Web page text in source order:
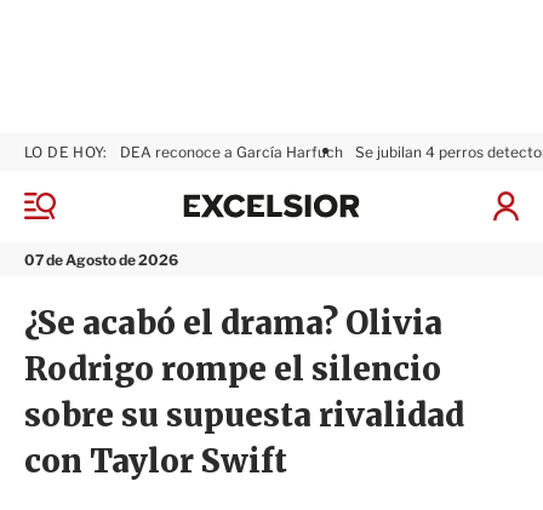
M
n
07 de Agosto de 2026
LO DE HOY: DEA reconoce a García Harfuch Se jubilan 4 perros
I
x
s
i
r
¿Se acabó el drama? Olivia
Rodrigo rompe el silencio
sobre su supuesta rivalidad
con Taylor Swift